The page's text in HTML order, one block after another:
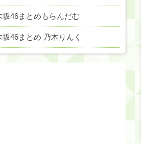
坂46まとめもらんだむ
坂46まとめ 乃木りんく